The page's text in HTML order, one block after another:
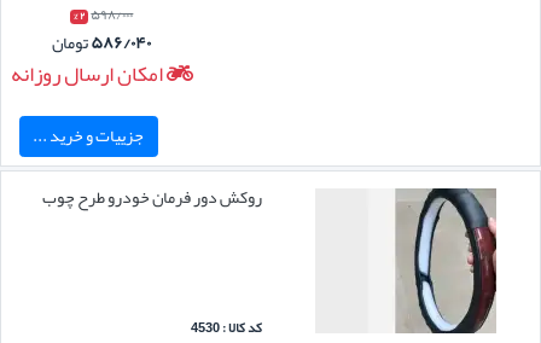
۵۹۸/۰۰۰ ۲ %
۵۸۶/۰۴۰تومان
امکان ارسال روزانه
جزییات و خرید ...
روکش دور فرمان خودرو طرح چوب
کد کالا : 4530